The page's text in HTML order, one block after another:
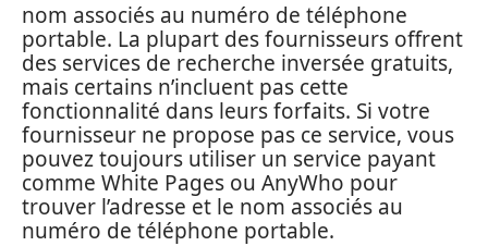
nom associés au numéro de téléphone
portable. La plupart des fournisseurs offrent
des services de recherche inversée gratuits,
mais certains n’incluent pas cette
fonctionnalité dans leurs forfaits. Si votre
fournisseur ne propose pas ce service, vous
pouvez toujours utiliser un service payant
comme White Pages ou AnyWho pour
trouver l’adresse et le nom associés au
numéro de téléphone portable.